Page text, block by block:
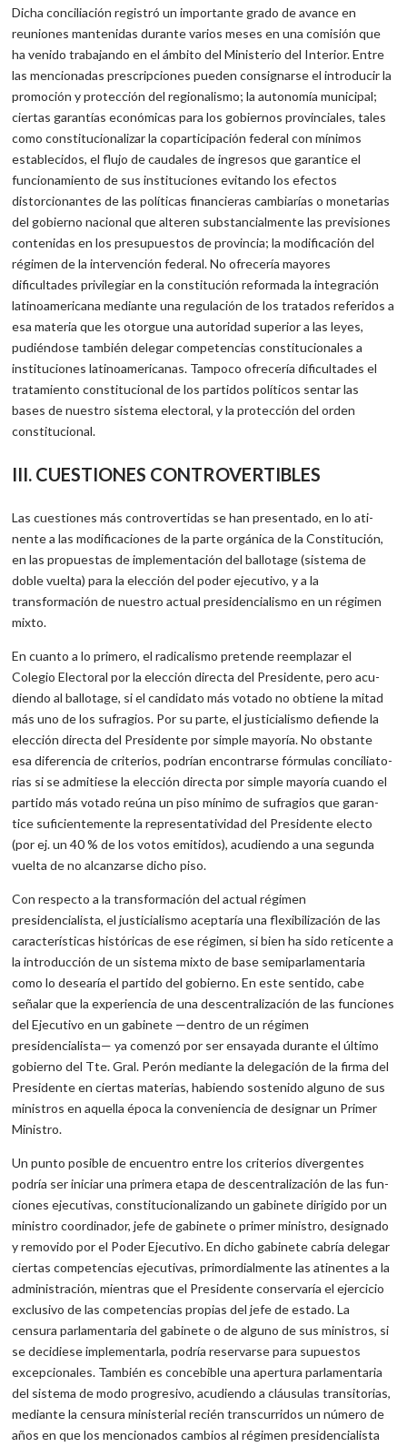
Dicha conciliación registró un importante grado de avance en
reuniones mantenidas durante varios meses en una comisión que
ha venido trabajando en el ámbito del Ministerio del Interior. Entre
las mencionadas pres­cripciones pueden consignarse el introducir la
promoción y protec­ción del regionalismo; la autonomía municipal;
ciertas garantías eco­nómicas para los gobiernos provinciales, tales
como constitucionalizar la coparticipación federal con mínimos
establecidos, el flujo de caudales de ingresos que garantice el
funcionamiento de sus insti­tuciones evitando los efectos
distorcionantes de las políticas finan­cieras cambiarías o monetarias
del gobierno nacional que alteren substancialmente las previsiones
contenidas en los presupuestos de provincia; la modificación del
régimen de la intervención federal. No ofrecería mayores
dificultades privilegiar en la constitución reformada la integración
latinoamericana mediante una regulación de los tratados referidos a
esa materia que les otorgue una autori­dad superior a las leyes,
pudiéndose también delegar competencias constitucionales a
instituciones latinoamericanas. Tampoco ofrecería dificultades el
tratamiento constitucional de los partidos políticos sentar las
bases de nuestro sistema electoral, y la protección del orden
constitucional.
III. CUESTIONES CONTROVERTIBLES
Las cuestiones más controvertidas se han presentado, en lo ati­
nente a las modificaciones de la parte orgánica de la Constitución,
en las propuestas de implementación del ballotage (sistema de
doble vuelta) para la elección del poder ejecutivo, y a la
transformación de nuestro actual presidencialismo en un régimen
mixto.
En cuanto a lo primero, el radicalismo pretende reemplazar el
Colegio Electoral por la elección directa del Presidente, pero acu­
diendo al ballotage, si el candidato más votado no obtiene la mitad
más uno de los sufragios. Por su parte, el justicialismo defiende la
elección directa del Presidente por simple mayoría. No obstante
esa diferencia de criterios, podrían encontrarse fórmulas conciliato­
rias si se admitiese la elección directa por simple mayoría cuando el
partido más votado reúna un piso mínimo de sufragios que garan­
tice suficientemente la representatividad del Presidente electo
(por ej. un 40 % de los votos emitidos), acudiendo a una segunda
vuelta de no alcanzarse dicho piso.
Con respecto a la transformación del actual régimen
presidencialista, el justicialismo aceptaría una flexibilización de las
caracte­rísticas históricas de ese régimen, si bien ha sido reticente a
la in­troducción de un sistema mixto de base semiparlamentaria
como lo desearía el partido del gobierno. En este sentido, cabe
señalar que la experiencia de una descentralización de las funciones
del Eje­cutivo en un gabinete —dentro de un régimen
presidencialista— ya comenzó por ser ensayada durante el último
gobierno del Tte. Gral. Perón mediante la delegación de la firma del
Presidente en ciertas materias, habiendo sostenido alguno de sus
ministros en aquella época la conveniencia de designar un Primer
Ministro.
Un punto posible de encuentro entre los criterios divergentes
podría ser iniciar una primera etapa de descentralización de las fun­
ciones ejecutivas, constitucionalizando un gabinete dirigido por un
ministro coordinador, jefe de gabinete o primer ministro, designado
y removido por el Poder Ejecutivo. En dicho gabinete cabría dele­gar
ciertas competencias ejecutivas, primordialmente las atinentes a la
administración, mientras que el Presidente conservaría el ejerci­cio
exclusivo de las competencias propias del jefe de estado. La
censura parlamentaria del gabinete o de alguno de sus ministros, si
se decidiese implementarla, podría reservarse para supuestos
excep­cionales. También es concebible una apertura parlamentaria
del sis­tema de modo progresivo, acudiendo a cláusulas transitorias,
me­diante la censura ministerial recién transcurridos un número de
años en que los mencionados cambios al régimen presidencialista